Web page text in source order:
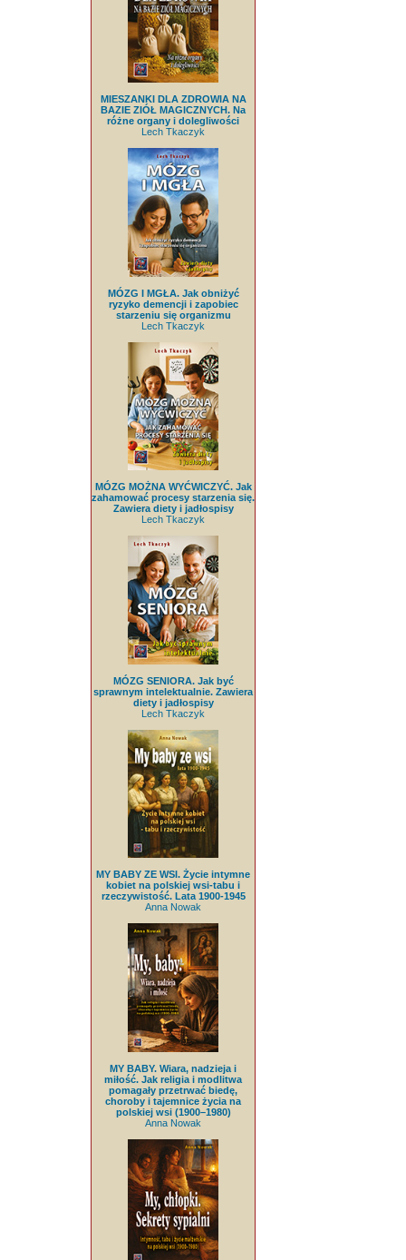
MIESZANKI DLA ZDROWIA NA
BAZIE ZIÓŁ MAGICZNYCH. Na
różne organy i dolegliwości
Lech Tkaczyk
MÓZG I MGŁA. Jak obniżyć
ryzyko demencji i zapobiec
starzeniu się organizmu
Lech Tkaczyk
MÓZG MOŻNA WYĆWICZYĆ. Jak
zahamować procesy starzenia się.
Zawiera diety i jadłospisy
Lech Tkaczyk
MÓZG SENIORA. Jak być
sprawnym intelektualnie. Zawiera
diety i jadłospisy
Lech Tkaczyk
MY BABY ZE WSI. Życie intymne
kobiet na polskiej wsi-tabu i
rzeczywistość. Lata 1900-1945
Anna Nowak
MY BABY. Wiara, nadzieja i
miłość. Jak religia i modlitwa
pomagały przetrwać biedę,
choroby i tajemnice życia na
polskiej wsi (1900–1980)
Anna Nowak